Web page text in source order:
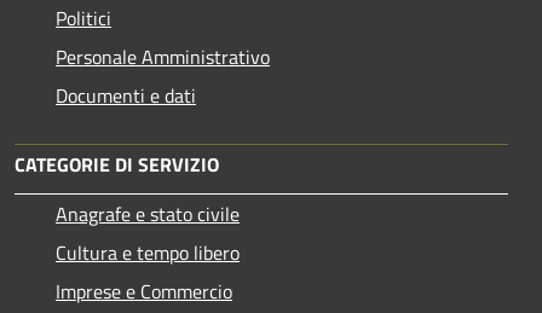
Politici
Personale Amministrativo
Documenti e dati
CATEGORIE DI SERVIZIO
Anagrafe e stato civile
Cultura e tempo libero
Imprese e Commercio